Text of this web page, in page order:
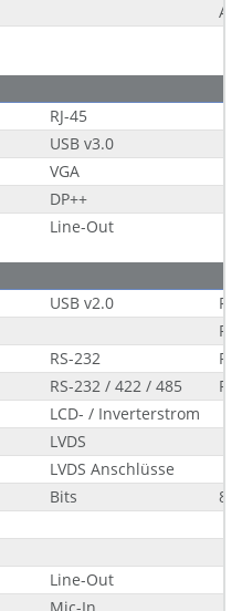
RJ-45
USB v3.0
VGA
DP++
Line-Out
USB v2.0
RS-232
RS-232 / 422 / 485
LCD- / Inverterstrom
LVDS
LVDS Anschlüsse
Bits
8-
Line-Out